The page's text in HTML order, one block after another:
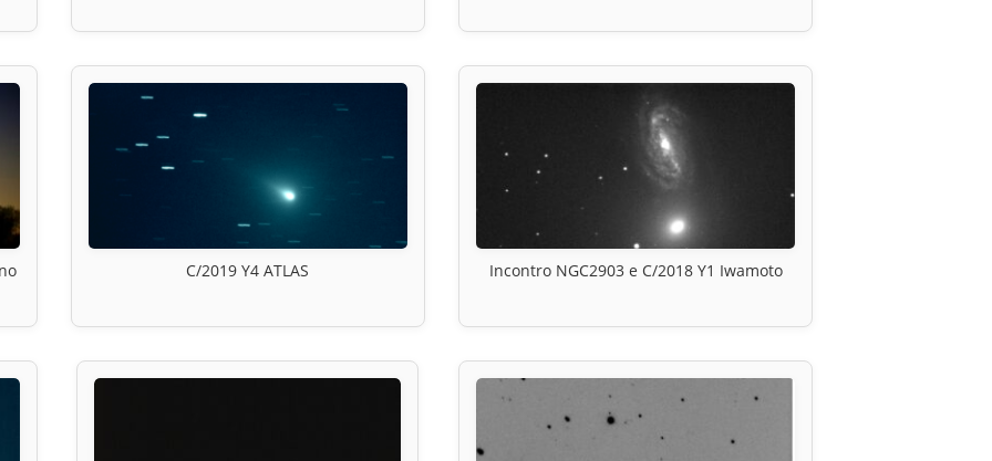
C/2019 Y4 ATLAS Incontro NGC2903 e C/2018 Y1 Iwamoto